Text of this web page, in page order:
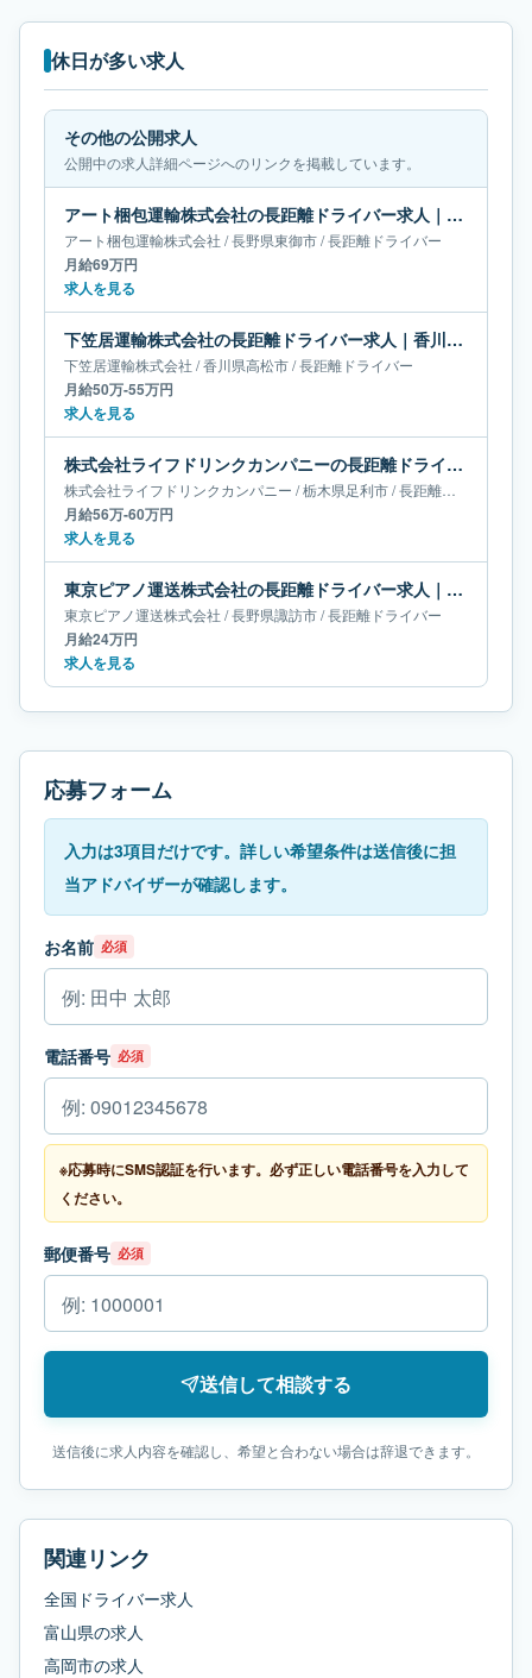
休日が多い求人
その他の公開求人
公開中の求人詳細ページへのリンクを掲載しています。
アート梱包運輸株式会社の長距離ドライバー求人｜長野県東御市｜月給69万円
アート梱包運輸株式会社 /長野県東御市/長距離ドライバー
月給69万円
求人を見る
下笠居運輸株式会社の長距離ドライバー求人｜香川県高松市｜月給50万-55万円
下笠居運輸株式会社 /香川県高松市/長距離ドライバー
月給50万-55万円
求人を見る
株式会社ライフドリンクカンパニーの長距離ドライバー求人｜栃木県足利市｜月給56万-60万円
株式会社ライフドリンクカンパニー /栃木県足利市/長距離ドライバー
月給56万-60万円
求人を見る
東京ピアノ運送株式会社の長距離ドライバー求人｜長野県諏訪市｜月給24万円
東京ピアノ運送株式会社 /長野県諏訪市/長距離ドライバー
月給24万円
求人を見る
応募フォーム
入力は3項目だけです。詳しい希望条件は送信後に担
当アドバイザーが確認します。
お名前 必須
電話番号 必須
※応募時にSMS認証を行います。必ず正しい電話番号を入力して
ください。
郵便番号 必須
送信して相談する
送信後に求人内容を確認し、希望と合わない場合は辞退できます。
関連リンク
全国ドライバー求人
富山県の求人
高岡市の求人